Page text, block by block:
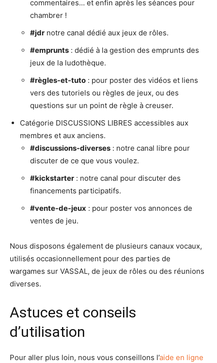
commentaires… et enfin après les séances pour
chambrer !
#jdr notre canal dédié aux jeux de rôles.
#emprunts : dédié à la gestion des emprunts des
jeux de la ludothèque.
#règles-et-tuto : pour poster des vidéos et liens
vers des tutoriels ou règles de jeux, ou des
questions sur un point de règle à creuser.
Catégorie DISCUSSIONS LIBRES accessibles aux
membres et aux anciens.
#discussions-diverses : notre canal libre pour
discuter de ce que vous voulez.
#kickstarter : notre canal pour discuter des
financements participatifs.
#vente-de-jeux : pour poster vos annonces de
ventes de jeu.
Nous disposons également de plusieurs canaux vocaux,
utilisés occasionnellement pour des parties de
wargames sur VASSAL, de jeux de rôles ou des réunions
diverses.
Astuces et conseils
d’utilisation
Pour aller plus loin, nous vous conseillons l’aide en ligne